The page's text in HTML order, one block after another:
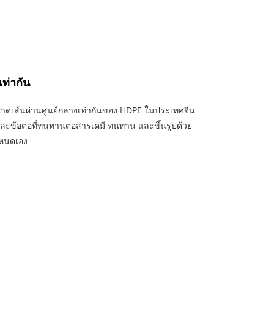
ท่ากัน
ส้นผ่านศูนย์กลางเท่ากันของ HDPE ในประเทศจีน
ะข้อต่อที่ทนทานต่อสารเคมี ทนทาน และขึ้นรูปด้วย
ดเอง